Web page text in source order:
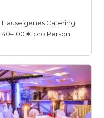
Hauseigenes Catering
40–100 € pro Person